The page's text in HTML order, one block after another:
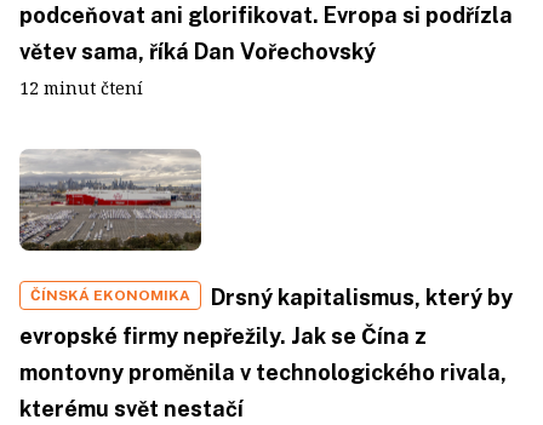
podceňovat ani glorifikovat. Evropa si podřízla
větev sama, říká Dan Vořechovský
12 minut čtení
ČÍNSKÁ EKONOMIKA
Drsný kapitalismus, který by
evropské firmy nepřežily. Jak se Čína z
montovny proměnila v technologického rivala,
kterému svět nestačí